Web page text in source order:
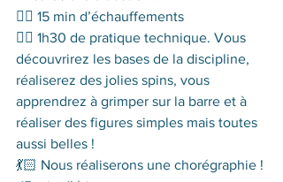
👯‍♀️ 15 min d’échauffements
🤸‍♀️ 1h30 de pratique technique. Vous
découvrirez les bases de la discipline,
réaliserez des jolies spins, vous
apprendrez à grimper sur la barre et à
réaliser des figures simples mais toutes
aussi belles !
💃🏻 Nous réaliserons une chorégraphie !